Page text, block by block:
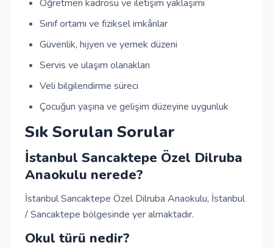
Öğretmen kadrosu ve iletişim yaklaşımı
Sınıf ortamı ve fiziksel imkânlar
Güvenlik, hijyen ve yemek düzeni
Servis ve ulaşım olanakları
Veli bilgilendirme süreci
Çocuğun yaşına ve gelişim düzeyine uygunluk
Sık Sorulan Sorular
İstanbul Sancaktepe Özel Dilruba
Anaokulu nerede?
İstanbul Sancaktepe Özel Dilruba Anaokulu, İstanbul
/ Sancaktepe bölgesinde yer almaktadır.
Okul türü nedir?